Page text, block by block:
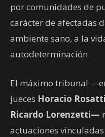
por comunidades de
carácter de afectadas
ambiente sano, a la
autodeterminación.
El máximo tribunal
jueces Horacio
Ricardo Lorenzetti—
actuaciones